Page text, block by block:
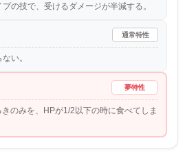
の技で、受けるダメージが半減する。
通常特性
い。
夢特性
のみを、HPが1/2以下の時に食べてしま